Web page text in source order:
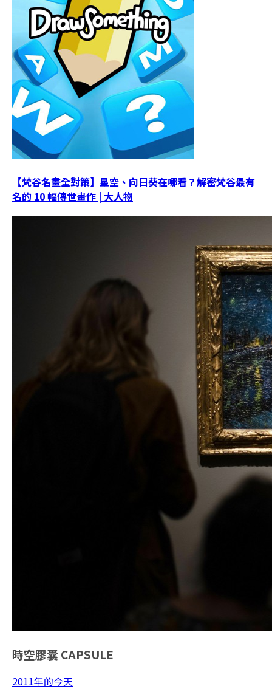
【梵谷名畫全對策】星空、向日葵在哪看？解密梵谷最有
名的 10 幅傳世畫作 | 大人物
時空膠囊 CAPSULE
2011年的今天